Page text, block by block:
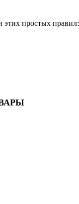
этих простых правил: